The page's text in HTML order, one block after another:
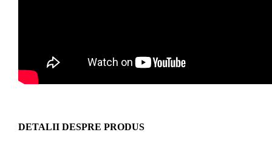
DETALII DESPRE PRODUS